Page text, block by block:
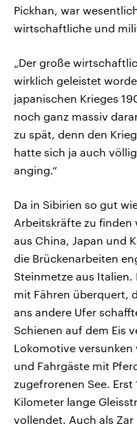
Pickhan, war
wirtschaftliche und
„Der große
wirklich geleistet
japanischen Krieges
noch ganz massiv
zu spät, denn den
hatte sich ja auch
anging.“
Da in Sibirien so gut
Arbeitskräfte zu
aus China, Japan und
die Brückenarbeiten
Steinmetze aus Italien.
mit Fähren überquert,
ans andere Ufer
Schienen auf dem Eis
Lokomotive
und Fahrgäste mit
zugefrorenen See.
Kilometer lange
vollendet. Auch als